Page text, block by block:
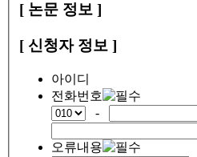
[ 논문 정보 ]
[ 신청자 정보 ]
아이디
전화번호
-
오류내용